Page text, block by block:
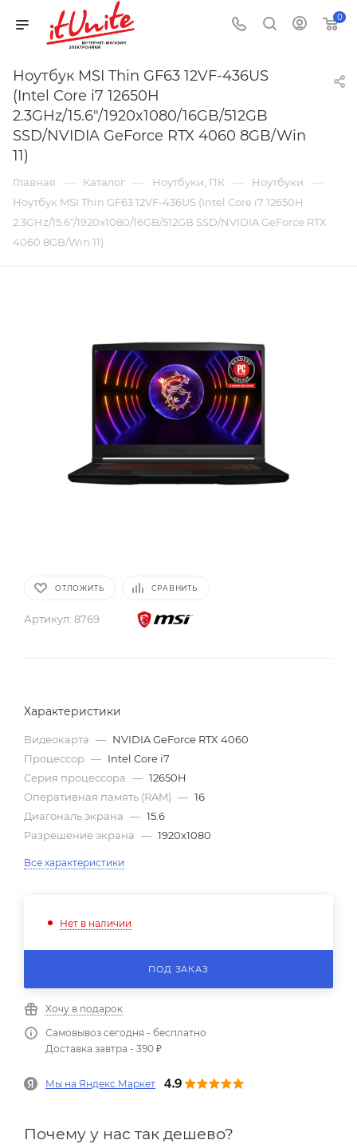
0
Ноутбук MSI Thin GF63 12VF-436US
(Intel Core i7 12650H
2.3GHz/15.6"/1920x1080/16GB/512GB
SSD/NVIDIA GeForce RTX 4060 8GB/Win
11)
Главная — Каталог — Ноутбуки, ПК — Ноутбуки —
Ноутбук MSI Thin GF63 12VF-436US (Intel Core i7 12650H
2.3GHz/15.6"/1920x1080/16GB/512GB SSD/NVIDIA GeForce RTX
4060 8GB/Win 11)
ОТЛОЖИТЬ СРАВНИТЬ
Артикул: 8769
Характеристики
Видеокарта — NVIDIA GeForce RTX 4060
Процессор — Intel Core i7
Серия процессора — 12650H
Оперативная память (RAM) — 16
Диагональ экрана — 15.6
Разрешение экрана — 1920x1080
Все характеристики
Нет в наличии
ПОД ЗАКАЗ
Хочу в подарок
Самовывоз сегодня - бесплатно
Доставка завтра - 390 ₽
Мы на Яндекс.Маркет
Почему у нас так дешево?